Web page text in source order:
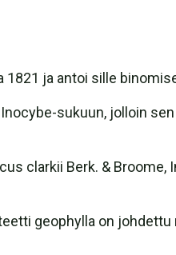
ja antoi sille
sukuun, jolloin
clarkii Berk. & Broome,
geophylla on